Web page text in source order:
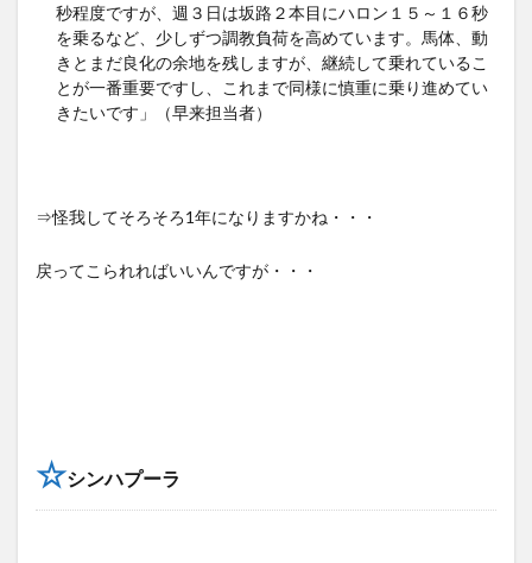
秒程度ですが、週３日は坂路２本目にハロン１５～１６秒
を乗るなど、少しずつ調教負荷を高めています。馬体、動
きとまだ良化の余地を残しますが、継続して乗れているこ
とが一番重要ですし、これまで同様に慎重に乗り進めてい
きたいです」（早来担当者）
⇒怪我してそろそろ1年になりますかね・・・
戻ってこられればいいんですが・・・
☆シンハプーラ